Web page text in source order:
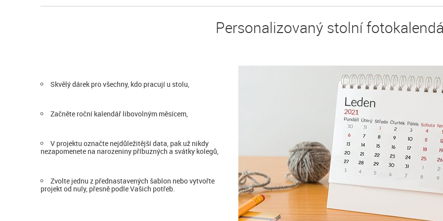
Personalizovaný stolní
Skvělý dárek pro všechny, kdo pracují u stolu,
Začněte roční kalendář libovolným měsícem,
V projektu označte nejdůležitější data, pak už nikdy
nezapomenete na narozeniny příbuzných a svátky kolegů,
Zvolte jednu z přednastavených šablon nebo vytvořte
projekt od nuly, přesně podle Vašich potřeb.